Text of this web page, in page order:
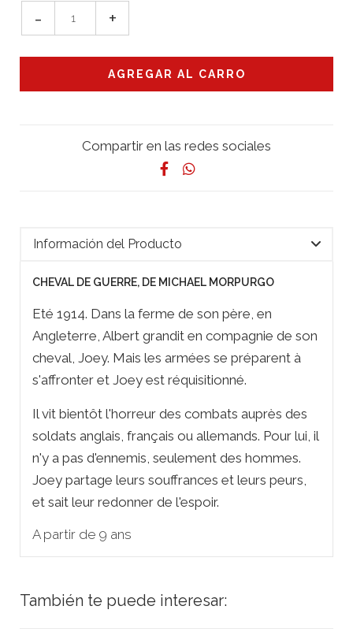
- +
Compartir en las redes sociales
Información del Producto
CHEVAL DE GUERRE, DE MICHAEL MORPURGO
Eté 1914. Dans la ferme de son père, en
Angleterre, Albert grandit en compagnie de son
cheval, Joey. Mais les armées se préparent à
s'affronter et Joey est réquisitionné.
Il vit bientôt l'horreur des combats auprès des
soldats anglais, français ou allemands. Pour lui, il
n'y a pas d'ennemis, seulement des hommes.
Joey partage leurs souffrances et leurs peurs,
et sait leur redonner de l'espoir.
A partir de 9 ans
También te puede interesar: